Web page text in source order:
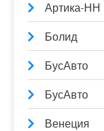
Артика-НН
Болид
БусАвто
БусАвто
Венеция